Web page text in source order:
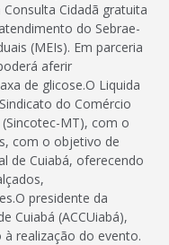
Cidadã gratuita
do Sebrae-
(MEIs). Em parceria
aferir
de glicose.O Liquida
do Comércio
MT), com o
com o objetivo de
de Cuiabá, oferecendo
presidente da
Cuiabá (ACCUiabá),
realização do evento.